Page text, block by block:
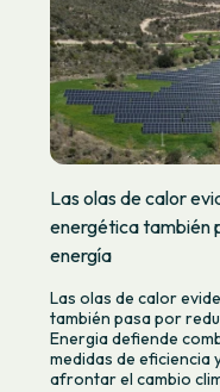
Las olas de calor
energética también
energía
Las olas de calor
también pasa por
Energia defiende
medidas de eficiencia
afrontar el cambio